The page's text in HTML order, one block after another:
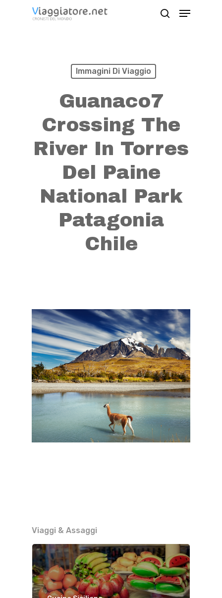
Menu
Immagini Di Viaggio
Guanaco7
Crossing The
River In Torres
Del Paine
National Park
Patagonia
Chile
Viaggi & Assaggi